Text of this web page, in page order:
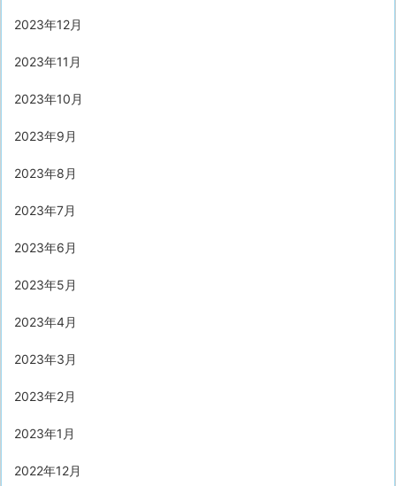
2023年12月
2023年11月
2023年10月
2023年9月
2023年8月
2023年7月
2023年6月
2023年5月
2023年4月
2023年3月
2023年2月
2023年1月
2022年12月